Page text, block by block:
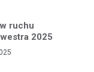
ruchu
2025